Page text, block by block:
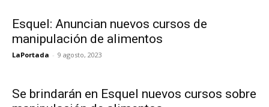
Esquel: Anuncian nuevos cursos de
manipulación de alimentos
LaPortada - 9 agosto, 2023
Se brindarán en Esquel nuevos cursos sobre